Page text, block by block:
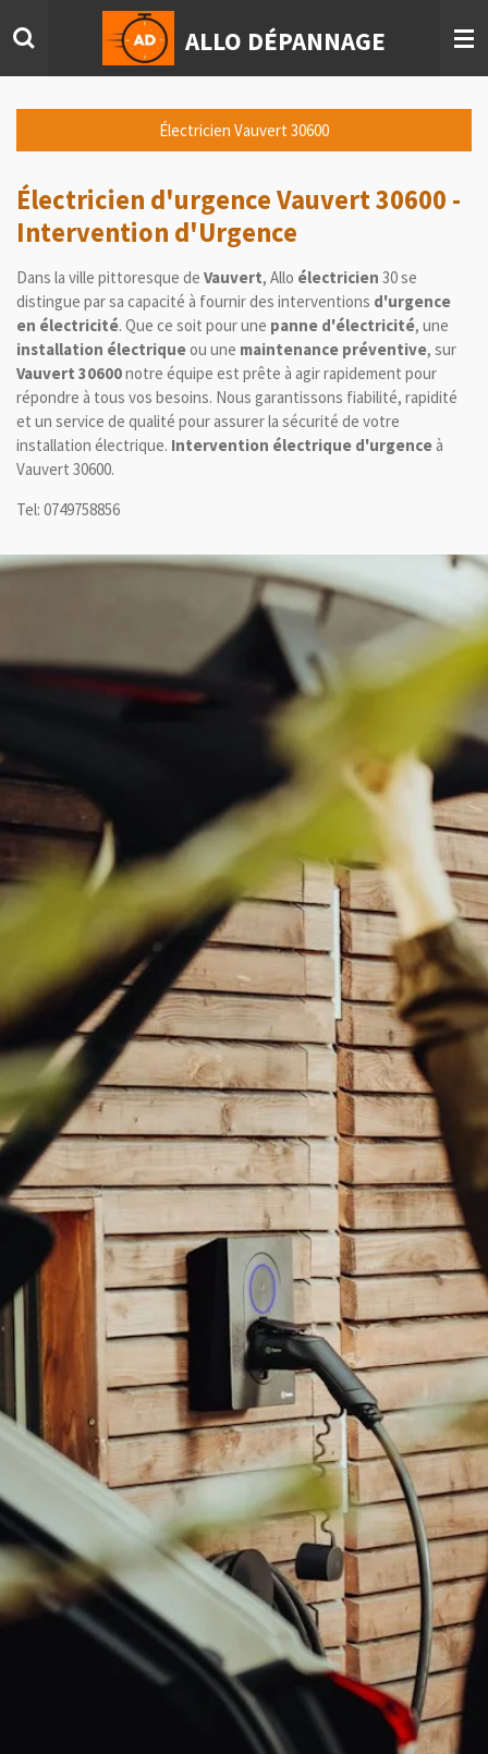
au
ALLO DÉPANNAGE
Électricien Vauvert 30600
Électricien d'urgence Vauvert30600 -
Intervention d'Urgence
Dans la ville pittoresque de Vauvert, Allo électricien 30 se
distingue par sa capacité à fournir des interventions d'urgence
en électricité. Que ce soit pour une panne d'électricité, une
installation électriqueou une maintenance préventive, sur
Vauvert 30600notre équipe est prête à agir rapidement pour
répondre à tous vos besoins. Nous garantissons fiabilité, rapidité
et un service de qualité pour assurer la sécurité de votre
installation électrique. Intervention électrique d'urgence à
Vauvert 30600.
Tel: 0749758856